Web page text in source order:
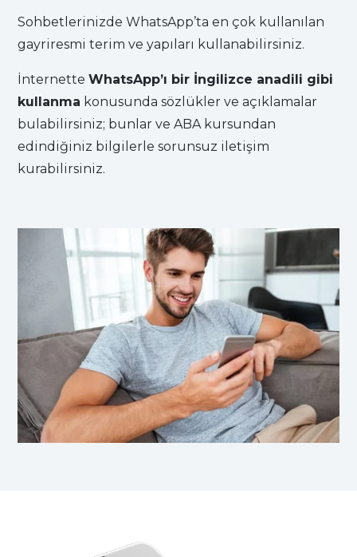
Sohbetlerinizde WhatsApp’ta en çok kullanılan
gayriresmi terim ve yapıları kullanabilirsiniz.
İnternetteWhatsApp’ı bir İngilizce anadili gibi
kullanma konusunda sözlükler ve açıklamalar
bulabilirsiniz; bunlar ve ABA kursundan
edindiğiniz bilgilerle sorunsuz iletişim
kurabilirsiniz.